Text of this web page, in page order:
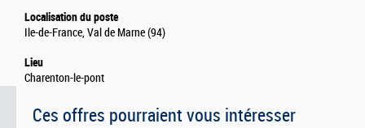
Localisation du poste
Ile-de-France, Val de Marne (94)
Lieu
Charenton-le-pont
Ces offres pourraient vous intéresser